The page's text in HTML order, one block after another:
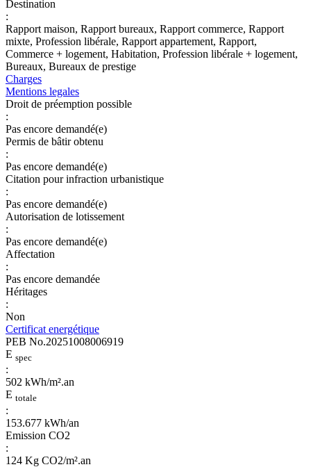
Destination
:
Rapport maison, Rapport bureaux, Rapport commerce, Rapport
mixte, Profession libérale, Rapport appartement, Rapport,
Commerce + logement, Habitation, Profession libérale + logement,
Bureaux, Bureaux de prestige
Charges
Mentions legales
Droit de préemption possible
:
Pas encore demandé(e)
Permis de bâtir obtenu
:
Pas encore demandé(e)
Citation pour infraction urbanistique
:
Pas encore demandé(e)
Autorisation de lotissement
:
Pas encore demandé(e)
Affectation
:
Pas encore demandée
Héritages
:
Non
Certificat energétique
PEB No.20251008006919
E spec
:
502 kWh/m².an
E totale
:
153.677 kWh/an
Emission CO2
:
124 Kg CO2/m².an